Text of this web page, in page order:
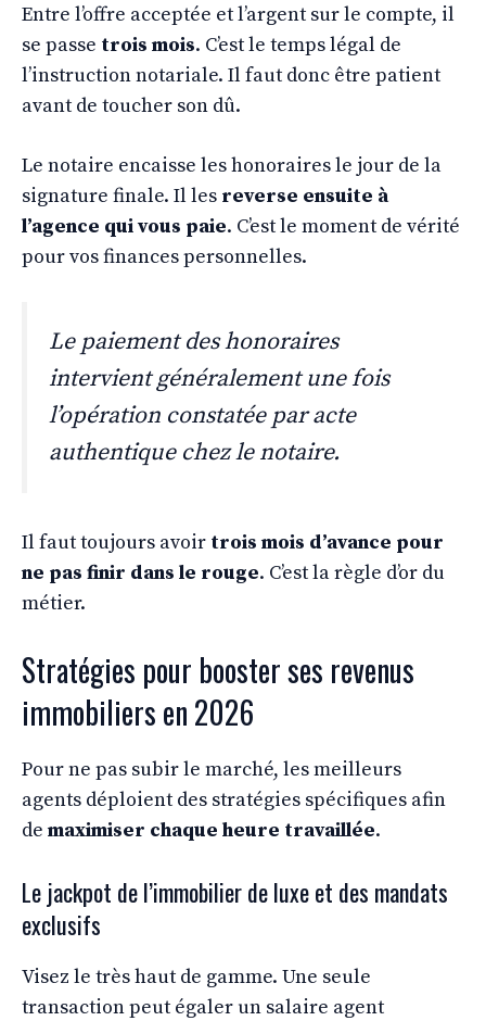
Entre l’offre acceptée et l’argent sur le compte, il
se passe trois mois. C’est le temps légal de
l’instruction notariale. Il faut donc être patient
avant de toucher son dû.
Le notaire encaisse les honoraires le jour de la
signature finale. Il les reverse ensuite à
l’agence qui vous paie. C’est le moment de vérité
pour vos finances personnelles.
Le paiement des honoraires
intervient généralement une fois
l’opération constatée par acte
authentique chez le notaire.
Il faut toujours avoir trois mois d’avance pour
ne pas finir dans le rouge. C’est la règle d’or du
métier.
Stratégies pour booster ses revenus
immobiliers en 2026
Pour ne pas subir le marché, les meilleurs
agents déploient des stratégies spécifiques afin
de maximiser chaque heure travaillée.
Le jackpot de l’immobilier de luxe et des mandats
exclusifs
Visez le très haut de gamme. Une seule
transaction peut égaler un salaire agent